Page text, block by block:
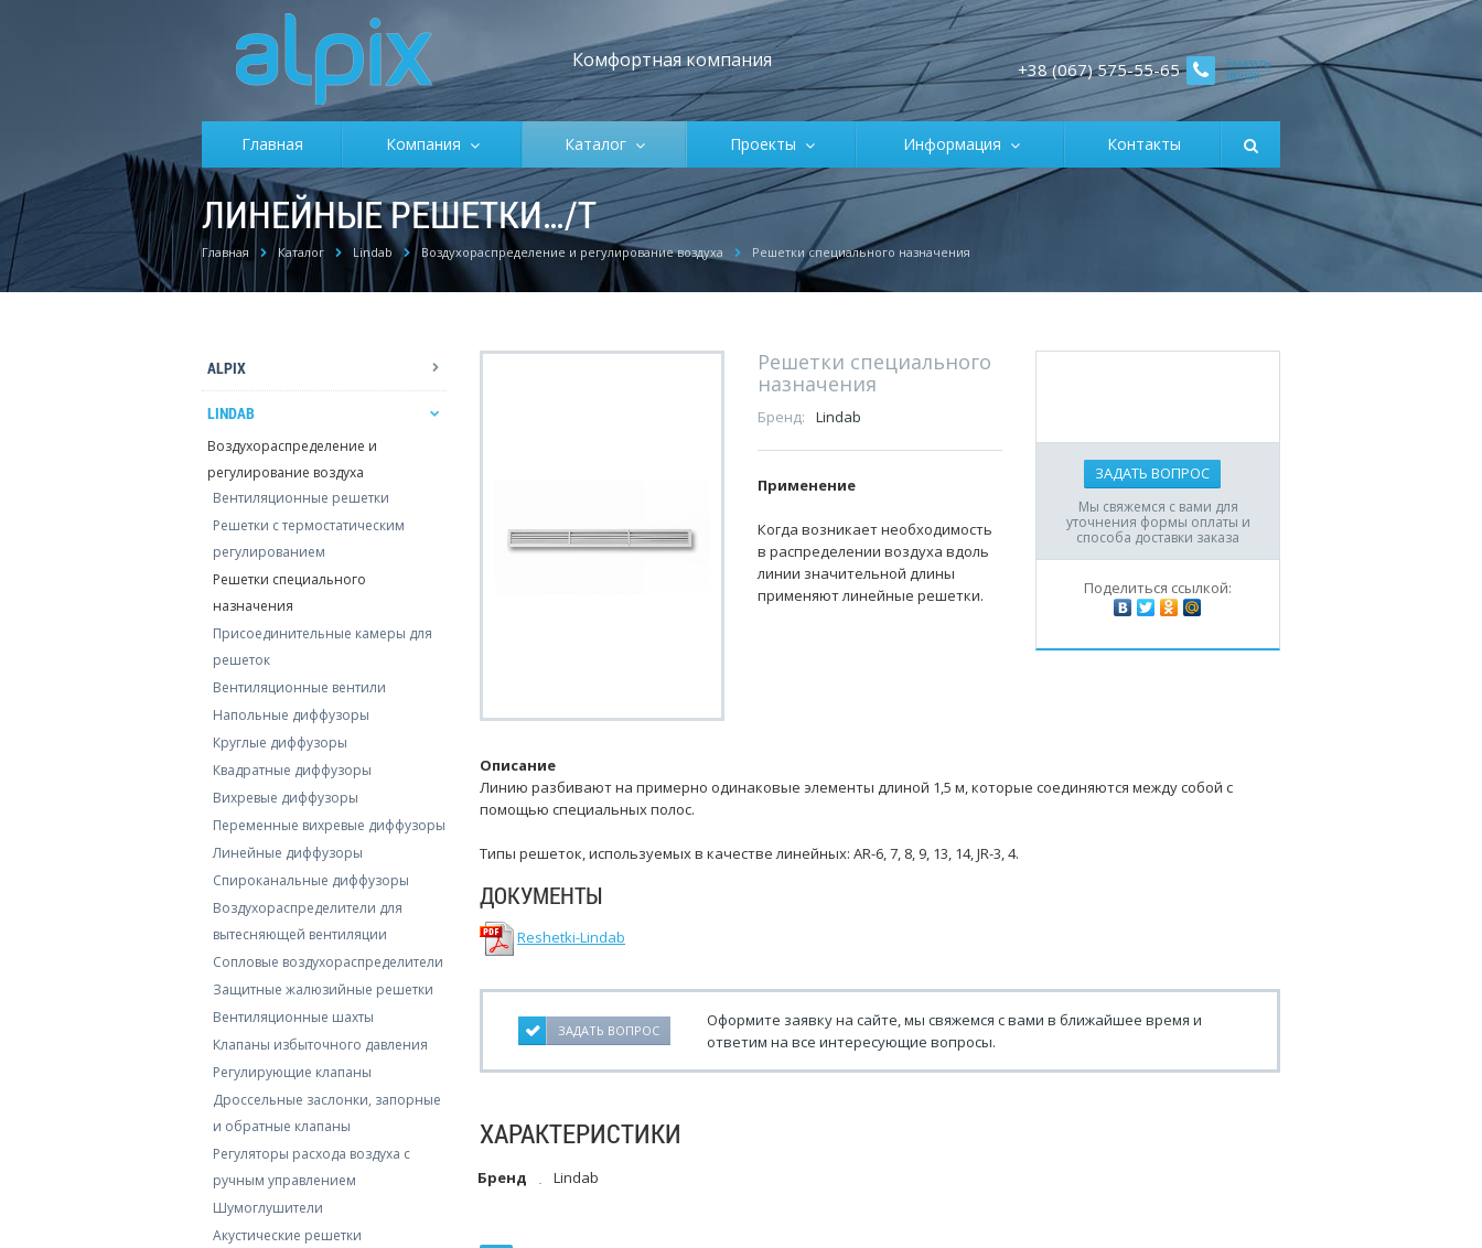
Комфортная компания Заказать
звонок
+38 (067) 575-55-65
Главная Компания Каталог Проекты Информация Контакты
ЛИНЕЙНЫЕ РЕШЕТКИ…/T
Главная Каталог Lindab Воздухораспределение и регулирование воздуха Решетки специального назначения
ALPIX
LINDAB
Воздухораспределение и
регулирование воздуха
Вентиляционные решетки
Решетки с термостатическим
регулированием
Решетки специального
назначения
Присоединительные камеры для
решеток
Вентиляционные вентили
Напольные диффузоры
Круглые диффузоры
Квадратные диффузоры
Вихревые диффузоры
Переменные вихревые диффузоры
Линейные диффузоры
Спироканальные диффузоры
Воздухораспределители для
вытесняющей вентиляции
Сопловые воздухораспределители
Защитные жалюзийные решетки
Вентиляционные шахты
Клапаны избыточного давления
Регулирующие клапаны
Дроссельные заслонки, запорные
и обратные клaпаны
Регуляторы расхода воздуха с
ручным управлением
Шумоглушители
Акустические решетки
Решетки специального
назначения
Бренд: Lindab
Применение
Когда возникает необходимость
в распределении воздуха вдоль
линии значительной длины
применяют линейные решетки.
ЗАДАТЬ ВОПРОС
Мы свяжемся с вами для
уточнения формы оплаты и
способа доставки заказа
Поделиться ссылкой:
Описание
Линию разбивают на примерно одинаковые элементы длиной 1,5 м, которые соединяются между собой с
помощью специальных полос.
Типы решеток, используемых в качестве линейных: AR-6, 7, 8, 9, 13, 14, JR-3, 4.
ДОКУМЕНТЫ
Reshetki-Lindab
ЗАДАТЬ ВОПРОС
Оформите заявку на сайте, мы свяжемся с вами в ближайшее время и
ответим на все интересующие вопросы.
ХАРАКТЕРИСТИКИ
Бренд Lindab